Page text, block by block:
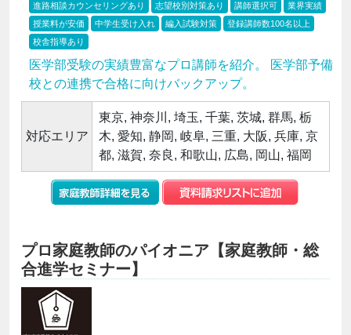
進路相談カウンセリングあり
志望校別対策あり 講師選択可
業界実績
授業料が安価
中学生受け入れ 編入試験対策
登録講師数100名以上
校舎指導あり
医学部受験の実績豊富なプロ講師を紹介。 医学部予備
校との連携で合格に向けバックアップ。
対応エリア
東京, 神奈川, 埼玉, 千葉, 茨城, 群馬, 栃
木, 愛知, 静岡, 岐阜, 三重, 大阪, 兵庫, 京
都, 滋賀, 奈良, 和歌山, 広島, 岡山, 福岡
プロ家庭教師のパイオニア【家庭教師・総
合進学セミナー】